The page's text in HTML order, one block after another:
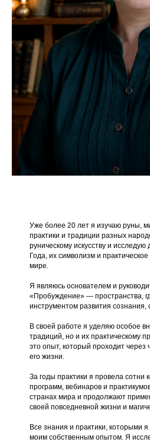
Уже более 20 лет я изучаю руны,
практики и традиции разных
руническому искусству и
Года, их символизм и
мире.
Я являюсь основателем и
«Пробуждение» — пространства,
инструментом развития сознания,
В своей работе я уделяю особое
традиций, но и их практическому
это опыт, который проходит через
его жизни.
За годы практики я провела сотни
программ, вебинаров и
странах мира и продолжают
своей повседневной жизни и
Все знания и практики, которыми
моим собственным опытом. Я